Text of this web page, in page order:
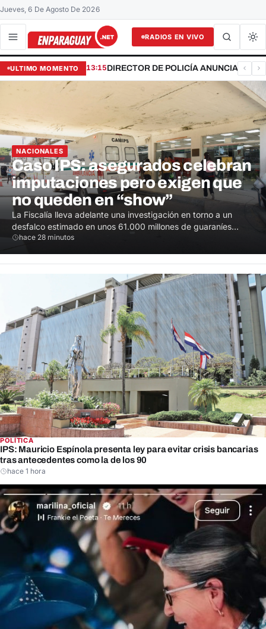
Jueves, 6 De Agosto De 2026
RADIOS EN VIVO
Buscar en el sitio
Buscar
ULTIMO MOMENTO 13:15DIRECTOR DE POLICÍA ANUNCIA
En Paraguay Net — Noticias
Lo principal
NACIONALES
Caso IPS: asegurados celebran
imputaciones pero exigen que
no queden en “show”
La Fiscalía lleva adelante una investigación en torno a un
desfalco estimado en unos 61.000 millones de guaraníes
destinado a la compra de quirófanos modulares que nunca
objetivo. Por el hecho se imputó a exdirectivos y
exfuncionarios de la previsional, entre ellos los expresidentes
hace 28 minutos
POLÍTICA
IPS: Mauricio Espínola presenta ley para evitar crisis bancarias
tras antecedentes como la de los 90
hace 1 hora